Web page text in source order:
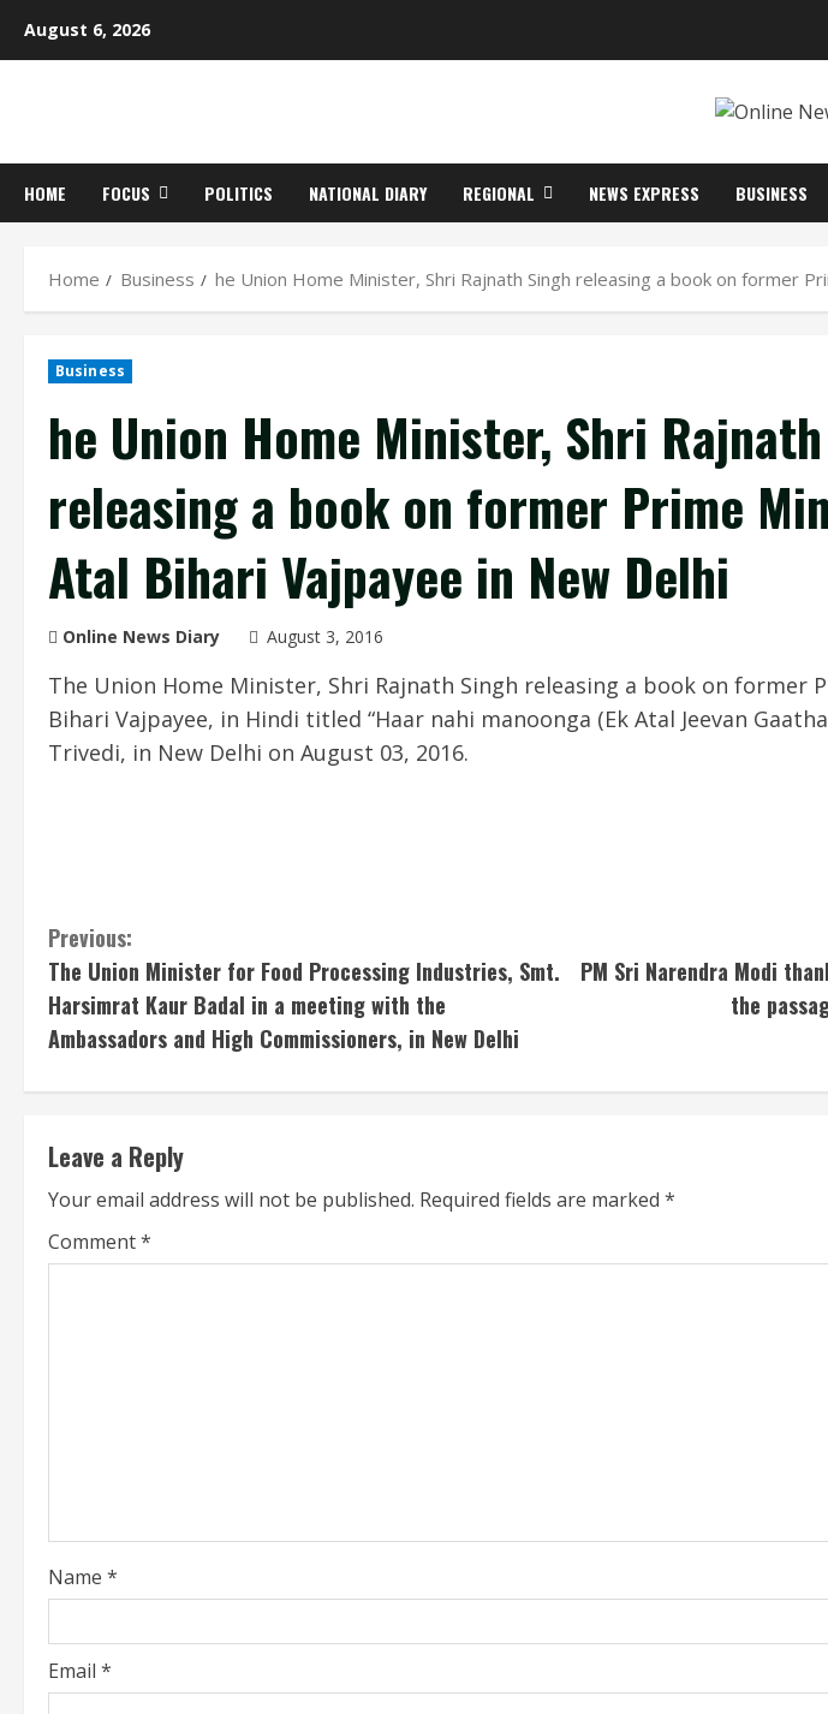
August 6, 2026
HOME FOCUS POLITICS NATIONAL DIARY REGIONAL NEWS EXPRESS BUSINESS
Home Business he Union Home Minister, Shri Rajnath Singh releasing a book on former
Business
he Union Home Minister, Shri
releasing a book on former Prime
Atal Bihari Vajpayee in New Delhi
Online News Diary August 3, 2016
The Union Home Minister, Shri Rajnath Singh releasing a book on former
Bihari Vajpayee, in Hindi titled “Haar nahi manoonga (Ek Atal Jeevan
Trivedi, in New Delhi on August 03, 2016.
C
o
n
t
i
n
u
i
n
g
Previous:
The Union Minister for Food Processing Industries, Smt.
Harsimrat Kaur Badal in a meeting with the
Ambassadors and High Commissioners, in New Delhi
PM Sri Narendra Modi
the
Leave a Reply
Your email address will not be published. Required fields are marked *
Comment*
Name *
Email *